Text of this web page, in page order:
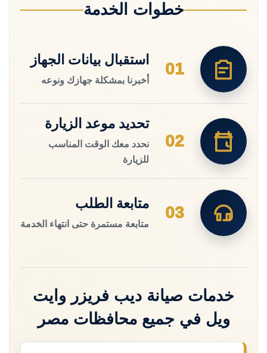
خطوات الخدمة
01
استقبال بيانات الجهاز
أخبرنا بمشكلة جهازك ونوعه
02
تحديد موعد الزيارة
نحدد معك الوقت المناسب
للزيارة
03
متابعة الطلب
متابعة مستمرة حتى انتهاء الخدمة
خدمات صيانة ديب فريزر وايت
ويل في جميع محافظات مصر